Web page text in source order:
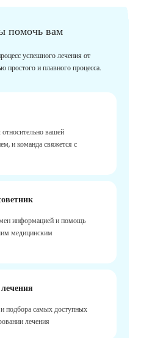
помочь вам
успешного лечения от
и плавного процесса.
вашей
и команда свяжется с
информацией и помощь
медицинским
подбора самых доступных
лечения